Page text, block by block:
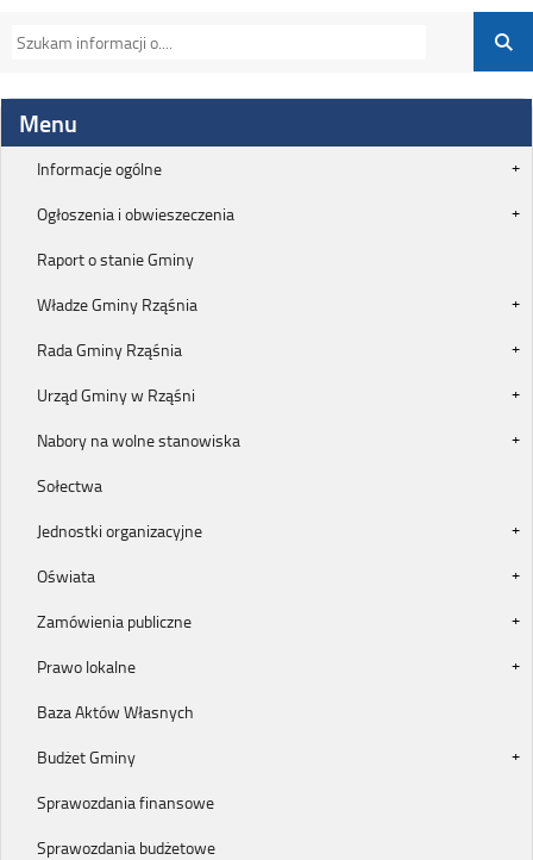
Menu
Informacje ogólne
Ogłoszenia i obwieszeczenia
Raport o stanie Gminy
Władze Gminy Rząśnia
Rada Gminy Rząśnia
Urząd Gminy w Rząśni
Nabory na wolne stanowiska
Sołectwa
Jednostki organizacyjne
Oświata
Zamówienia publiczne
Prawo lokalne
Baza Aktów Własnych
Budżet Gminy
Sprawozdania finansowe
Sprawozdania budżetowe